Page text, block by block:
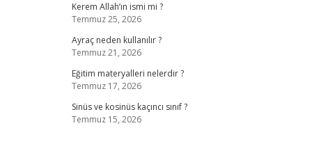
Kerem Allah’ın ismi mi ?
Temmuz 25, 2026
Ayraç neden kullanılır ?
Temmuz 21, 2026
Eğitim materyalleri nelerdir ?
Temmuz 17, 2026
Sinüs ve kosinüs kaçıncı sınıf ?
Temmuz 15, 2026